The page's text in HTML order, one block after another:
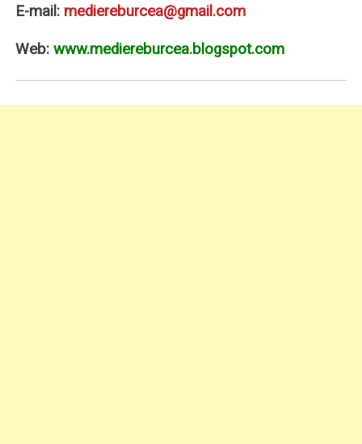
E-mail: mediereburcea@gmail.com
Web:www.mediereburcea.blogspot.com